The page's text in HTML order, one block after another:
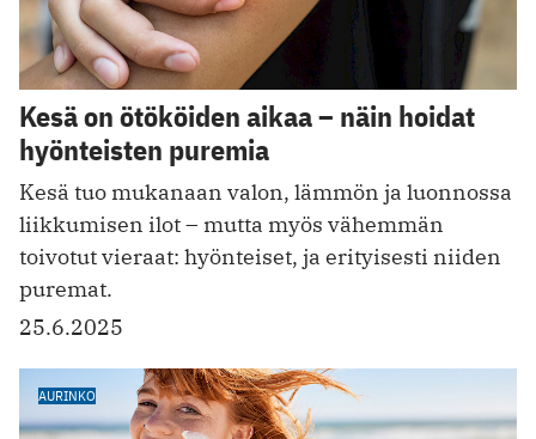
Kesä on ötököiden aikaa – näin hoidat
hyönteisten puremia
Kesä tuo mukanaan valon, lämmön ja luonnossa
liikkumisen ilot – mutta myös vähemmän
toivotut vieraat: hyönteiset, ja erityisesti niiden
puremat.
25.6.2025
AURINKO